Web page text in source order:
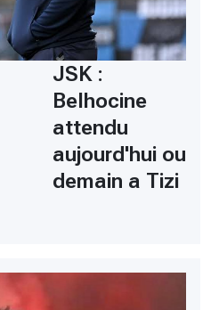
JSK :
Belhocine
attendu
aujourd'hui ou
demain a Tizi